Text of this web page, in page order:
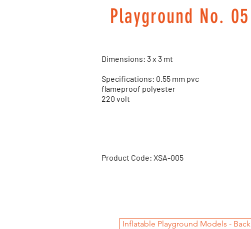
Playground No. 05
Dimensions: 3 x 3 mt
Specifications: 0.55 mm pvc
flameproof polyester
220 volt
Product Code: XSA-005
Inflatable Playground Models - Back